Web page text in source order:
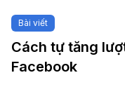
Bài viết
Cách tự tăng
Facebook